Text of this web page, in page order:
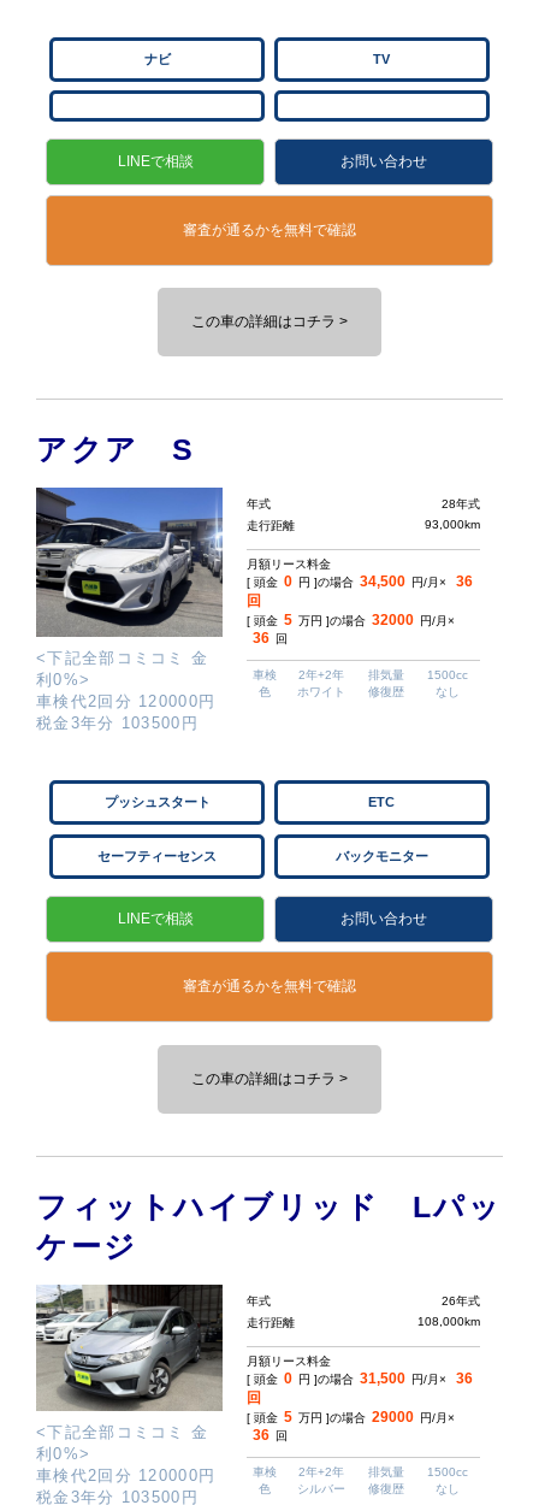
ナビ TV
LINEで相談 お問い合わせ
審査が通るかを無料で確認
この車の詳細はコチラ >
アクア S
<下記全部コミコミ 金
利0%>
車検代2回分 120000円
税金3年分 103500円
年式
28年式
走行距離
93,000km
月額リース料金
[ 頭金 0 円 ]の場合 34,500 円/月×
36
回
[ 頭金 5 万円 ]の場合 32000 円/月×
36 回
車検 2年+2年 排気量
1500cc
色
ホワイト 修復歴 なし
プッシュスタート ETC
セーフティーセンス バックモニター
LINEで相談 お問い合わせ
審査が通るかを無料で確認
この車の詳細はコチラ >
フィットハイブリッド Lパッ
ケージ
<下記全部コミコミ 金
利0%>
車検代2回分 120000円
税金3年分 103500円
年式
26年式
走行距離
108,000km
月額リース料金
[ 頭金 0 円 ]の場合 31,500 円/月×
36
回
[ 頭金 5 万円 ]の場合 29000 円/月×
36 回
車検 2年+2年 排気量
1500cc
色
シルバー 修復歴 なし